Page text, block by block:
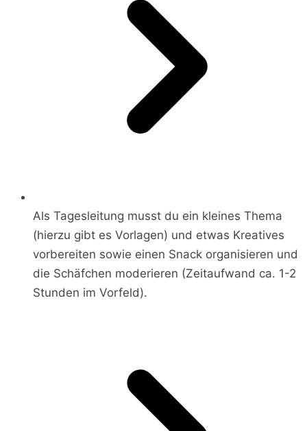
Als Tagesleitung musst du ein kleines Thema
(hierzu gibt es Vorlagen) und etwas Kreatives
vorbereiten sowie einen Snack organisieren und
die Schäfchen moderieren (Zeitaufwand ca. 1-2
Stunden im Vorfeld).